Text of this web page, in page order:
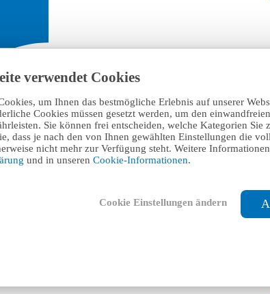
verwendet Cookies
um Ihnen das bestmögliche Erlebnis auf unserer
Cookies müssen gesetzt werden, um den
Sie können frei entscheiden, welche Kategorien Sie
dass je nach den von Ihnen gewählten Einstellungen die
nicht mehr zur Verfügung steht. Weitere
und in unseren Cookie-Informationen.
Cookie Einstellungen ändern